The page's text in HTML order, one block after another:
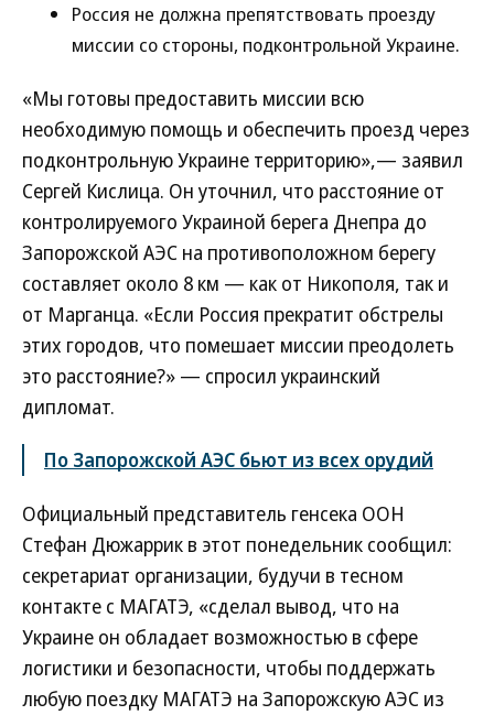
Россия не должна препятствовать проезду
миссии со стороны, подконтрольной Украине.
«Мы готовы предоставить миссии всю
необходимую помощь и обеспечить проезд через
подконтрольную Украине территорию»,— заявил
Сергей Кислица. Он уточнил, что расстояние от
контролируемого Украиной берега Днепра до
Запорожской АЭС на противоположном берегу
составляет около 8 км — как от Никополя, так и
от Марганца. «Если Россия прекратит обстрелы
этих городов, что помешает миссии преодолеть
это расстояние?» — спросил украинский
дипломат.
По Запорожской АЭС бьют из всех орудий
Официальный представитель генсека ООН
Стефан Дюжаррик в этот понедельник сообщил:
секретариат организации, будучи в тесном
контакте с МАГАТЭ, «сделал вывод, что на
Украине он обладает возможностью в сфере
логистики и безопасности, чтобы поддержать
любую поездку МАГАТЭ на Запорожскую АЭС из